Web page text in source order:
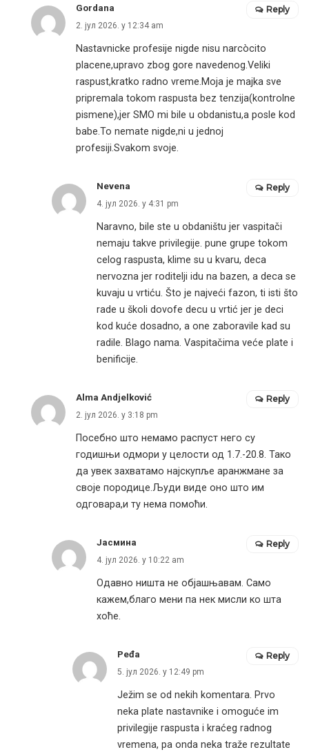
Gordana
2. јул 2026. у 12:34 am
Nastavnicke profesije nigde nisu narcòcito
placene,upravo zbog gore navedenog.Veliki
raspust,kratko radno vreme.Moja je majka sve
pripremala tokom raspusta bez tenzija(kontrolne
pismene),jer SMO mi bile u obdanistu,a posle kod
babe.To nemate nigde,ni u jednoj
profesiji.Svakom svoje.
Reply
Nevena
4. јул 2026. у 4:31 pm
Naravno, bile ste u obdaništu jer vaspitači
nemaju takve privilegije. pune grupe tokom
celog raspusta, klime su u kvaru, deca
nervozna jer roditelji idu na bazen, a deca se
kuvaju u vrtiću. Što je najveći fazon, ti isti što
rade u školi dovofe decu u vrtić jer je deci
kod kuće dosadno, a one zaboravile kad su
radile. Blago nama. Vaspitačima veće plate i
benificije.
Reply
Alma Andjelković
2. јул 2026. у 3:18 pm
Посебно што немамо распуст него су
годишњи одмори у целости од 1.7.-20.8. Тако
да увек захватамо најскупље аранжмане за
своје породице.Људи виде оно што им
одговара,и ту нема помоћи.
Reply
Јасмина
4. јул 2026. у 10:22 am
Oдавно ништа не објашњавам. Само
кажем,благо мени па нек мисли ко шта
хоће.
Reply
Peđa
5. јул 2026. у 12:49 pm
Ježim se od nekih komentara. Prvo
neka plate nastavnike i omoguće im
privilegije raspusta i kraćeg radnog
vremena, pa onda neka traže rezultate
Reply